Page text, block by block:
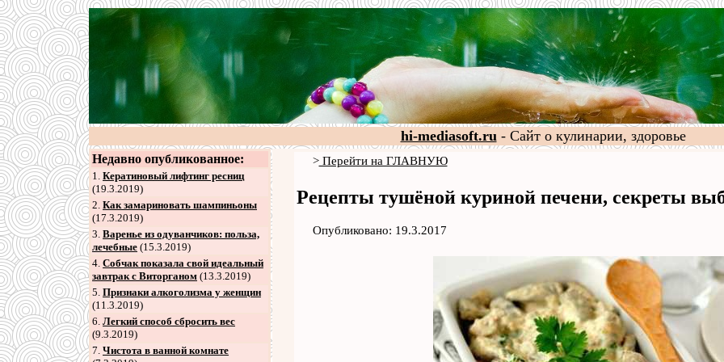
hi-mediasoft.ru- Сайт о кулинарии, здоровье
Недавно опубликованное:
1. Кератиновый лифтинг ресниц
(19.3.2019)
2. Как замариновать шампиньоны
(17.3.2019)
3. Варенье из одуванчиков: польза,
лечебные (15.3.2019)
4. Собчак показала свой идеальный
завтрак с Виторганом (13.3.2019)
5. Признаки алкоголизма у женщин
(11.3.2019)
6. Легкий способ сбросить вес
(9.3.2019)
7. Чистота в ванной комнате
>Перейти на ГЛАВНУЮ
Рецепты тушёной куриной печени, секреты
Опубликовано: 19.3.2017